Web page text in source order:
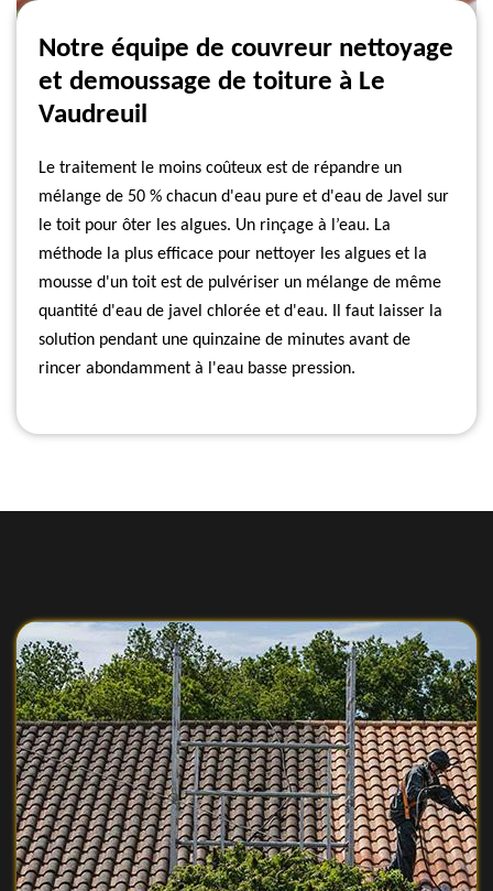
Notre équipe de couvreur nettoyage
et demoussage de toiture à Le
Vaudreuil
Le traitement le moins coûteux est de répandre un
mélange de 50 % chacun d'eau pure et d'eau de Javel sur
le toit pour ôter les algues. Un rinçage à l’eau. La
méthode la plus efficace pour nettoyer les algues et la
mousse d'un toit est de pulvériser un mélange de même
quantité d'eau de javel chlorée et d'eau. Il faut laisser la
solution pendant une quinzaine de minutes avant de
rincer abondamment à l'eau basse pression.